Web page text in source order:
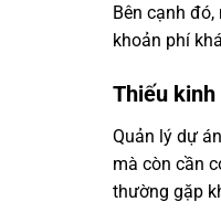
Bên cạnh
khoản phí
Thiếu
Quản lý dự
mà còn cần
thường gặp